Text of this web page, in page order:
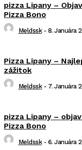
pizza Lipany –
Pizza Bono
Meldssk - 8. Januára
Pizza Lipany –
zážitok
Meldssk - 7. Januára
pizza Lipany –
Pizza Bono
Meldssk - 6. Januára